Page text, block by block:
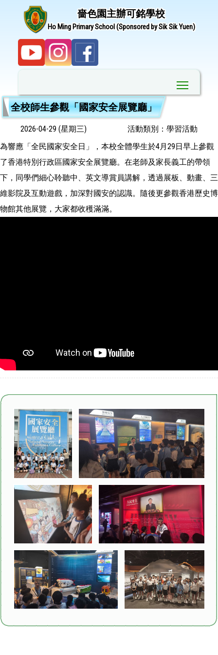
嗇色園主辦可銘學校
Ho Ming Primary School (Sponsored by Sik Sik Yuen)
全校師生參觀「國家安全展覽廳」
2026-04-29 (星期三)
活動類別：學習活動
為響應「全民國家安全日」，本校全體學生於4月29日早上參觀
了香港特別行政區國家安全展覽廳。在老師及家長義工的帶領
下，同學們細心聆聽中、英文導賞員講解，透過展板、動畫、三
維影院及互動遊戲，加深對國安的認識。隨後更參觀香港歷史博
物館其他展覽，大家都收穫滿滿。